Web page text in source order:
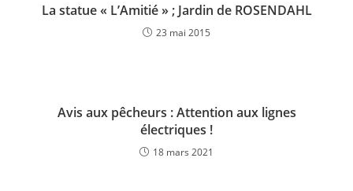
La statue « L’Amitié » ; Jardin de ROSENDAHL
23 mai 2015
Avis aux pêcheurs : Attention aux lignes
électriques !
18 mars 2021